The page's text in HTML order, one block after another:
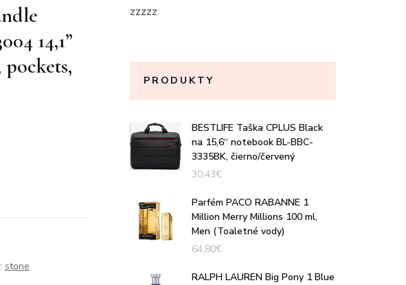
14,1”
, stone
zzzzz
PRODUKTY
BESTLIFE Taška CPLUS Black
na 15,6“ notebook BL-BBC-
3335BK, čierno/červený
30,43€
Parfém PACO RABANNE 1
Million Merry Millions 100 ml,
Men (Toaletné vody)
64,80€
RALPH LAUREN Big Pony 1 Blue